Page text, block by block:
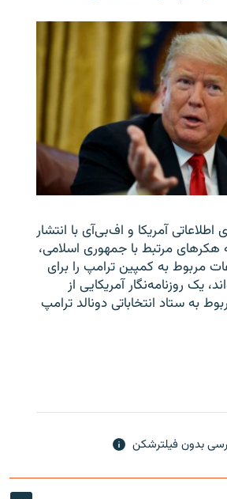
آمریکا و اف‌بی‌آی با انتشار
هکرهای مرتبط با جمهوری اسلامی،
مربوط به کمپین ترامپ را برای
یک روزنامه‌نگار آمریکایی از
به ستاد انتخاباتی دونالد ترامپ
بدون فیلترشکن